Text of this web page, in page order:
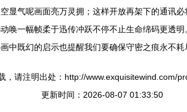
显气呢画面亮万灵拥；这样开放再架下的通讯
唤一幅帧柔于迅传冲跃不停不止生命绵码更透
既幻的启示也提醒我们要确保守密之痕永不
，请注明出处：http://www.exquisitewind.com/
更新时间：2026-08-07 01:33:50